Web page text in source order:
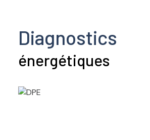
Diagnostics
énergétiques